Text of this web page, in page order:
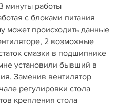
минуты работы
с блоками питания
может происходить данные
2 возможные
смазки в подшипнике
установили бывший в
Заменив вентилятор
регулировки стола
крепления стола